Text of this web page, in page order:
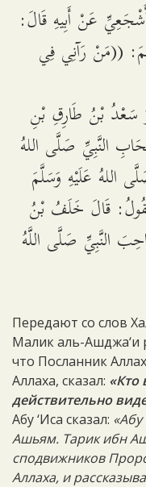
عَنْ أَبِيهِ قَالَ:
((مَنْ رَآنِي فِي
سَعْدُ بْنُ طَارِقِ بْنِ
النَّبِيِّ صَلَّى اللهُ
اللهُ عَلَيْهِ وَسَلَّمَ
قَالَ خَلَفُ بْنُ
النَّبِيِّ صَلَّى اللَّهُ
Передают со слов
Малик аль-Ашджа‘и
что Посланник
Аллаха, сказал: «Кто
действительно
Абу ‘Иса сказал:
Ашьям. Тарик ибн
сподвижников
Аллаха, и